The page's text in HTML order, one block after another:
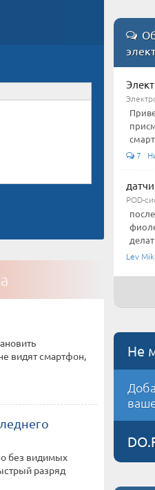
видят смартфон,
без видимых
разряд
7
POD-
Lev
Не